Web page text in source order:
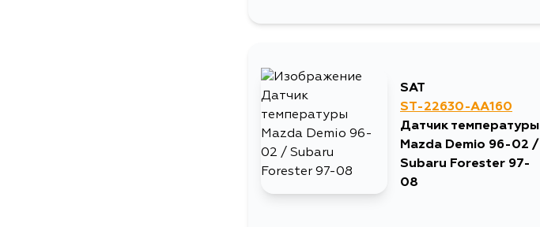
SAT
ST-22630-AA160
Датчик температуры
Mazda Demio 96-02 /
Subaru Forester 97-
08